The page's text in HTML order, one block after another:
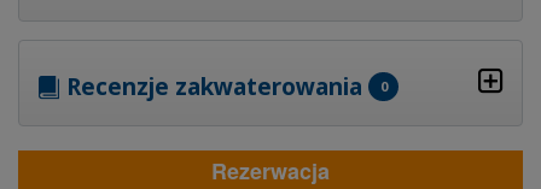
Recenzje zakwaterowania 0
Rezerwacja